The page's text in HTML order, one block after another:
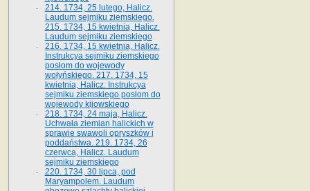
214. 1734, 25 lutego, Halicz.
Laudum sejmiku ziemskiego.
215. 1734, 15 kwietnia, Halicz.
Laudum sejmiku ziemskiego
216. 1734, 15 kwietnia, Halicz.
Instrukcya sejmiku ziemskiego
posłom do wojewody
wołyńskiego. 217. 1734, 15
kwietnia, Halicz. Instrukcya
sejmiku ziemskiego posłom do
wojewody kijowskiego
218. 1734, 24 maja, Halicz.
Uchwała ziemian halickich w
sprawie swawoli opryszków i
poddaństwa. 219. 1734, 26
czerwca, Halicz. Laudum
sejmiku ziemskiego
220. 1734, 30 lipca, pod
Maryampolem. Laudum